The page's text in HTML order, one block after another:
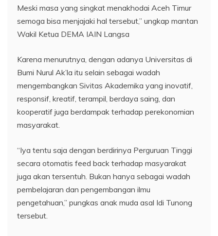
Meski masa yang singkat menakhodai Aceh Timur
semoga bisa menjajaki hal tersebut,” ungkap mantan
Wakil Ketua DEMA IAIN Langsa
Karena menurutnya, dengan adanya Universitas di
Bumi Nurul Ak’la itu selain sebagai wadah
mengembangkan Sivitas Akademika yang inovatif,
responsif, kreatif, terampil, berdaya saing, dan
kooperatif juga berdampak terhadap perekonomian
masyarakat.
“Iya tentu saja dengan berdirinya Perguruan Tinggi
secara otomatis feed back terhadap masyarakat
juga akan tersentuh. Bukan hanya sebagai wadah
pembelajaran dan pengembangan ilmu
pengetahuan,” pungkas anak muda asal Idi Tunong
tersebut.